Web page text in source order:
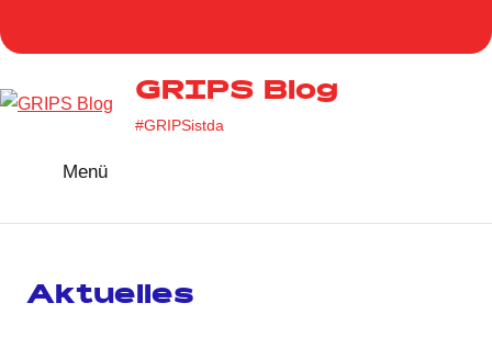
Inhalt
GRIPS
GRIPS Blog
#GRIPSistda
Menü
Aktuelles